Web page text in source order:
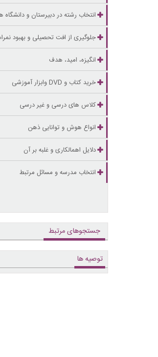
انتخاب رشته در دبیرستان و دانشگاه
جلوگیری از افت تحصیلی و بهبود
انگیزه، امید، هدف
خرید کتاب و DVD وابزار آموزشی
کلاس های درسی و غیر درسی
انواع هوش و توانایی ذهن
دلایل اهمالکاری و غلبه بر آن
انتخاب مدرسه و مسائل مرتبط
جستجوهای مرتبط
توصیه ها